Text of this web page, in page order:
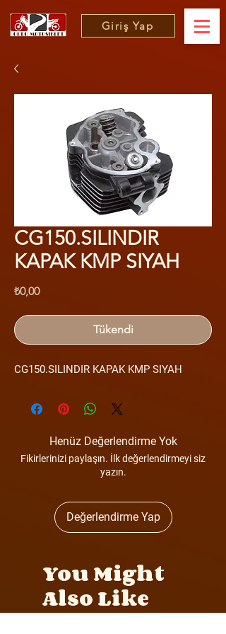
Giriş Yap
CG150.SILINDIR
KAPAK KMP SIYAH
₺0,00Fiyat
Tükendi
CG150.SILINDIR KAPAK KMP SIYAH
Henüz Değerlendirme Yok
Fikirlerinizi paylaşın. İlk değerlendirmeyi siz
yazın.
Değerlendirme Yap
You Might
Also Like